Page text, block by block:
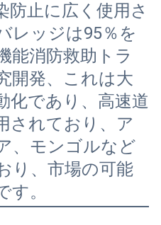
防止に広く使用さ
レッジは95％を
能消防救助トラ
開発、これは大
化であり、高速道
されており、ア
、モンゴルなど
り、市場の可能
。